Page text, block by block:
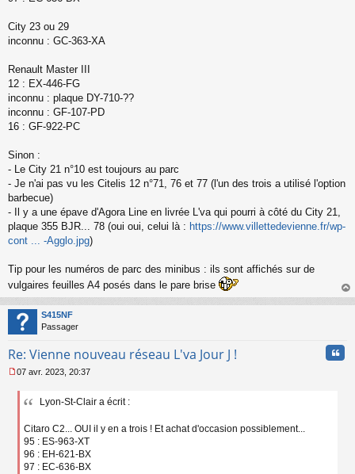
City 23 ou 29
inconnu : GC-363-XA
Renault Master III
12 : EX-446-FG
inconnu : plaque DY-710-??
inconnu : GF-107-PD
16 : GF-922-PC
Sinon :
- Le City 21 n°10 est toujours au parc
- Je n'ai pas vu les Citelis 12 n°71, 76 et 77 (l'un des trois a utilisé l'option
barbecue)
- Il y a une épave d'Agora Line en livrée L'va qui pourri à côté du City 21,
plaque 355 BJR... 78 (oui oui, celui là : https://www.villettedevienne.fr/wp-
cont ... -Agglo.jpg)
Tip pour les numéros de parc des minibus : ils sont affichés sur de
vulgaires feuilles A4 posés dans le pare brise
au
S415NF
Passager
Re: Vienne nouveau réseau L'va Jour J !
e
07 avr. 2023, 20:37
Lyon-St-Clair a écrit :
Citaro C2... OUI il y en a trois ! Et achat d'occasion possiblement...
95 : ES-963-XT
96 : EH-621-BX
97 : EC-636-BX